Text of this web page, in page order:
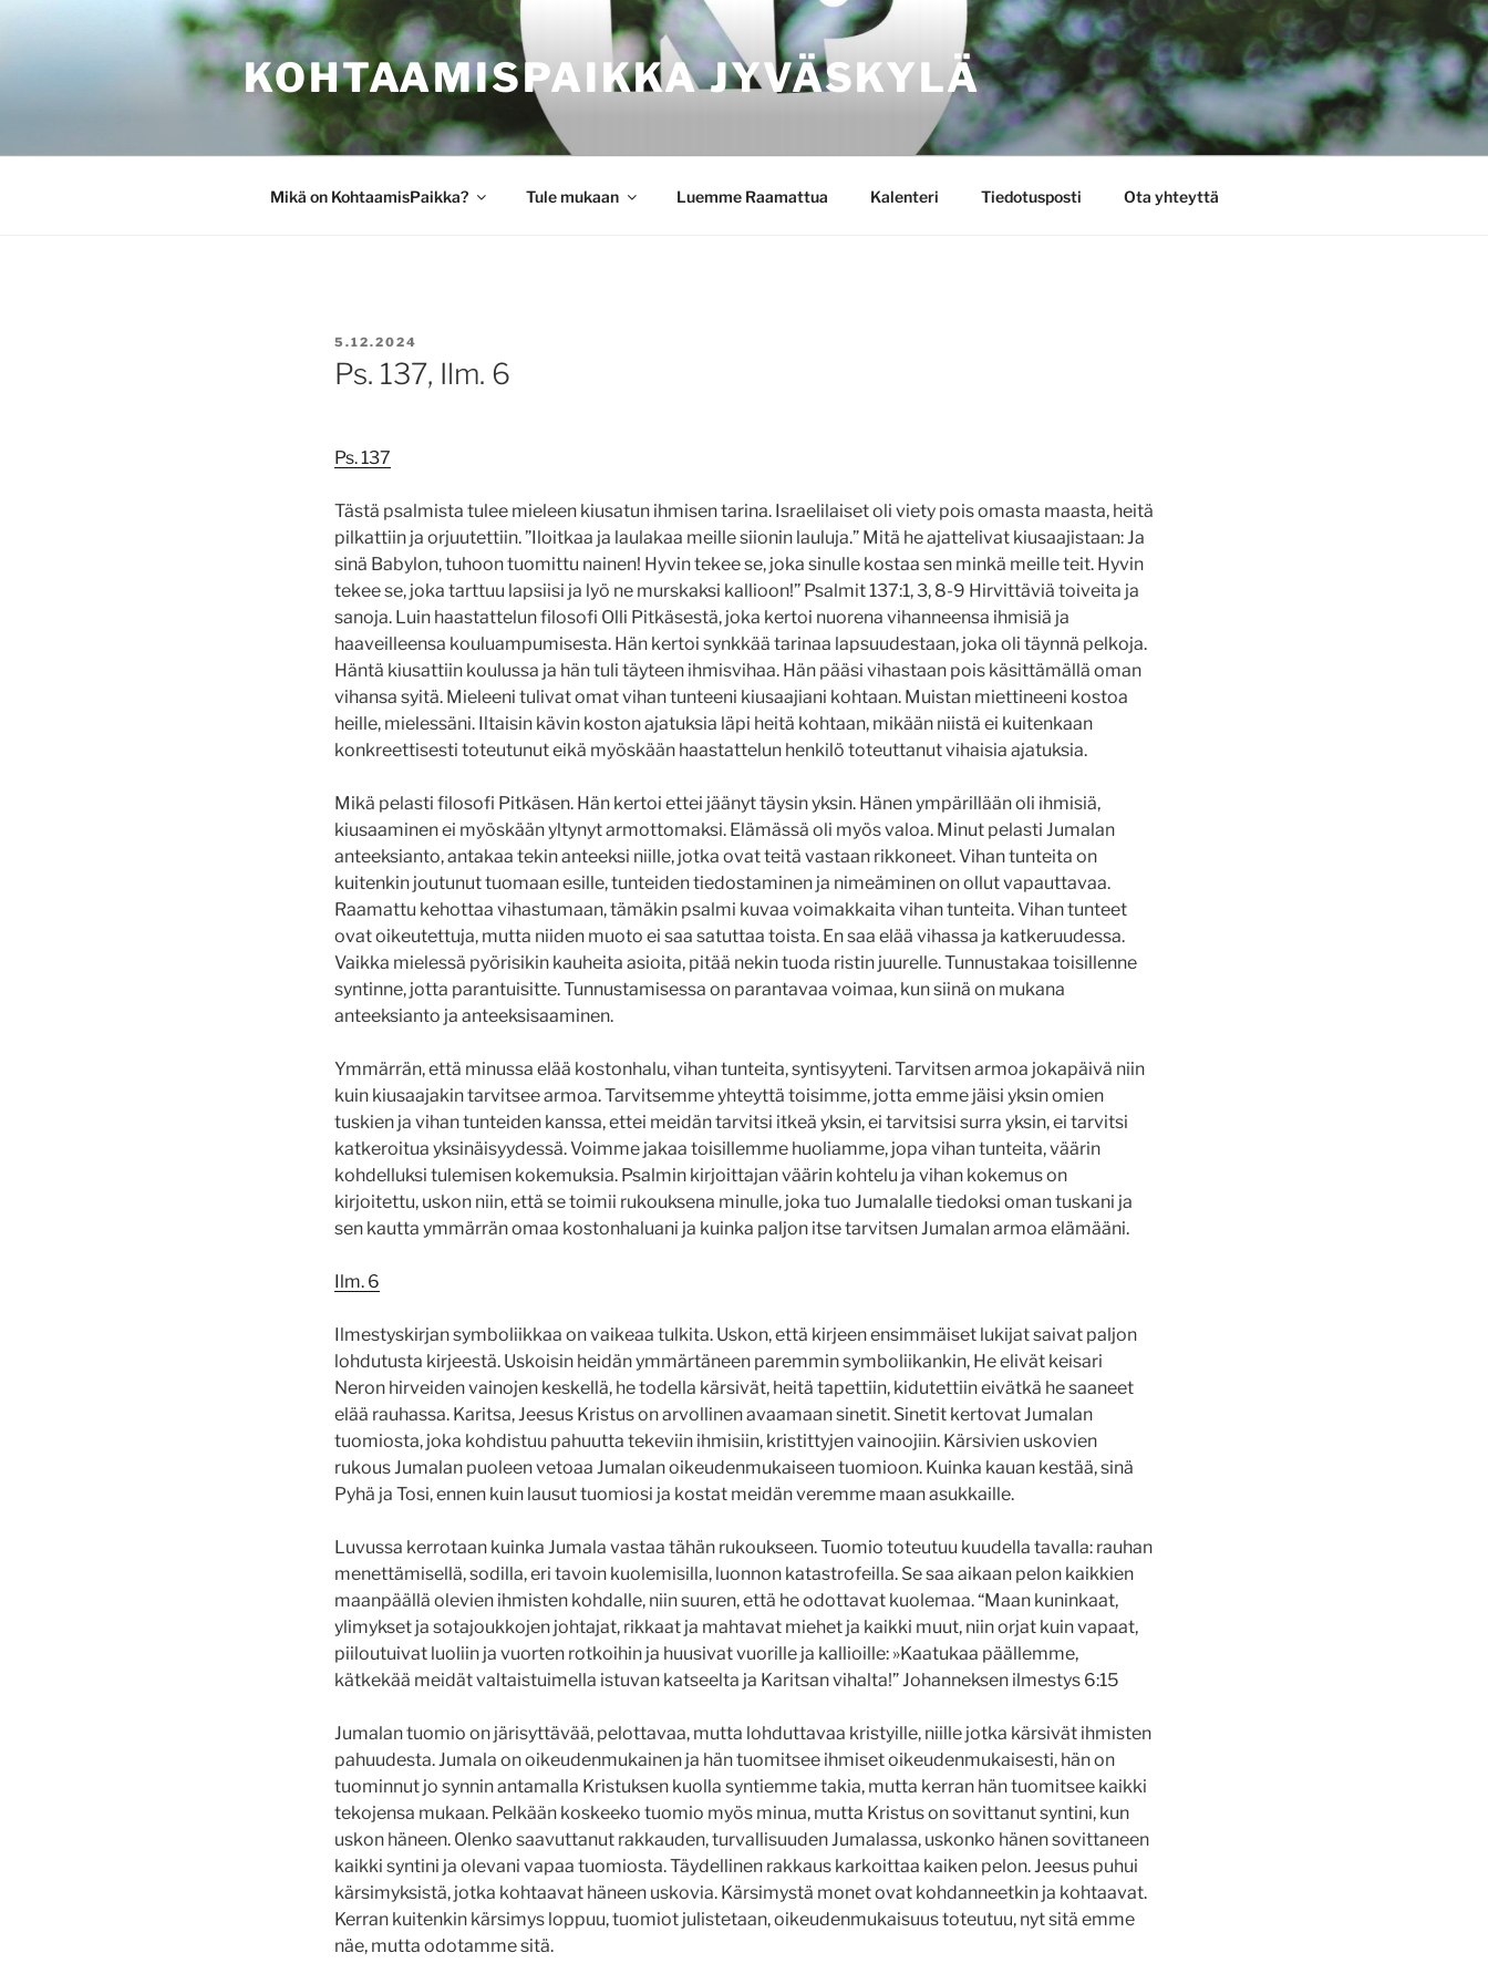
KOHTAAMISPAIKKA JYVÄSKYLÄ
Mikä on KohtaamisPaikka? Tule mukaan Luemme Raamattua Kalenteri Tiedotusposti Ota yhteyttä
JULKAISTU
5.12.2024
Ps. 137, Ilm. 6
Ps. 137
Tästä psalmista tulee mieleen kiusatun ihmisen tarina. Israelilaiset oli viety pois omasta maasta, heitä
pilkattiin ja orjuutettiin. ”Iloitkaa ja laulakaa meille siionin lauluja.” Mitä he ajattelivat kiusaajistaan: Ja
sinä Babylon, tuhoon tuomittu nainen! Hyvin tekee se, joka sinulle kostaa sen minkä meille teit. Hyvin
tekee se, joka tarttuu lapsiisi ja lyö ne murskaksi kallioon!” Psalmit‬ ‭137‬:‭1‬, ‭3‬, ‭8‬-‭9‬ Hirvittäviä toiveita ja
sanoja. Luin haastattelun filosofi Olli Pitkäsestä, joka kertoi nuorena vihanneensa ihmisiä ja
haaveilleensa kouluampumisesta. Hän kertoi synkkää tarinaa lapsuudestaan, joka oli täynnä pelkoja.
Häntä kiusattiin koulussa ja hän tuli täyteen ihmisvihaa. Hän pääsi vihastaan pois käsittämällä oman
vihansa syitä. Mieleeni tulivat omat vihan tunteeni kiusaajiani kohtaan. Muistan miettineeni kostoa
heille, mielessäni. Iltaisin kävin koston ajatuksia läpi heitä kohtaan, mikään niistä ei kuitenkaan
konkreettisesti toteutunut eikä myöskään haastattelun henkilö toteuttanut vihaisia ajatuksia.
Mikä pelasti filosofi Pitkäsen. Hän kertoi ettei jäänyt täysin yksin. Hänen ympärillään oli ihmisiä,
kiusaaminen ei myöskään yltynyt armottomaksi. Elämässä oli myös valoa. Minut pelasti Jumalan
anteeksianto, antakaa tekin anteeksi niille, jotka ovat teitä vastaan rikkoneet. Vihan tunteita on
kuitenkin joutunut tuomaan esille, tunteiden tiedostaminen ja nimeäminen on ollut vapauttavaa.
Raamattu kehottaa vihastumaan, tämäkin psalmi kuvaa voimakkaita vihan tunteita. Vihan tunteet
ovat oikeutettuja, mutta niiden muoto ei saa satuttaa toista. En saa elää vihassa ja katkeruudessa.
Vaikka mielessä pyörisikin kauheita asioita, pitää nekin tuoda ristin juurelle. Tunnustakaa toisillenne
syntinne, jotta parantuisitte. Tunnustamisessa on parantavaa voimaa, kun siinä on mukana
anteeksianto ja anteeksisaaminen.
Ymmärrän, että minussa elää kostonhalu, vihan tunteita, syntisyyteni. Tarvitsen armoa jokapäivä niin
kuin kiusaajakin tarvitsee armoa. Tarvitsemme yhteyttä toisimme, jotta emme jäisi yksin omien
tuskien ja vihan tunteiden kanssa, ettei meidän tarvitsi itkeä yksin, ei tarvitsisi surra yksin, ei tarvitsi
katkeroitua yksinäisyydessä. Voimme jakaa toisillemme huoliamme, jopa vihan tunteita, väärin
kohdelluksi tulemisen kokemuksia. Psalmin kirjoittajan väärin kohtelu ja vihan kokemus on
kirjoitettu, uskon niin, että se toimii rukouksena minulle, joka tuo Jumalalle tiedoksi oman tuskani ja
sen kautta ymmärrän omaa kostonhaluani ja kuinka paljon itse tarvitsen Jumalan armoa elämääni.
Ilm. 6
Ilmestyskirjan symboliikkaa on vaikeaa tulkita. Uskon, että kirjeen ensimmäiset lukijat saivat paljon
lohdutusta kirjeestä. Uskoisin heidän ymmärtäneen paremmin symboliikankin, He elivät keisari
Neron hirveiden vainojen keskellä, he todella kärsivät, heitä tapettiin, kidutettiin eivätkä he saaneet
elää rauhassa. Karitsa, Jeesus Kristus on arvollinen avaamaan sinetit. Sinetit kertovat Jumalan
tuomiosta, joka kohdistuu pahuutta tekeviin ihmisiin, kristittyjen vainoojiin. Kärsivien uskovien
rukous Jumalan puoleen vetoaa Jumalan oikeudenmukaiseen tuomioon. Kuinka kauan kestää, sinä
Pyhä ja Tosi, ennen kuin lausut tuomiosi ja kostat meidän veremme maan asukkaille.
Luvussa kerrotaan kuinka Jumala vastaa tähän rukoukseen. Tuomio toteutuu kuudella tavalla: rauhan
menettämisellä, sodilla, eri tavoin kuolemisilla, luonnon katastrofeilla. Se saa aikaan pelon kaikkien
maanpäällä olevien ihmisten kohdalle, niin suuren, että he odottavat kuolemaa. “Maan kuninkaat,
ylimykset ja sotajoukkojen johtajat, rikkaat ja mahtavat miehet ja kaikki muut, niin orjat kuin vapaat,
piiloutuivat luoliin ja vuorten rotkoihin ja huusivat vuorille ja kallioille: »Kaatukaa päällemme,
kätkekää meidät valtaistuimella istuvan katseelta ja Karitsan vihalta!” Johanneksen ilmestys‬ ‭6‬:‭15
Jumalan tuomio on järisyttävää, pelottavaa, mutta lohduttavaa kristyille, niille jotka kärsivät ihmisten
pahuudesta. Jumala on oikeudenmukainen ja hän tuomitsee ihmiset oikeudenmukaisesti, hän on
tuominnut jo synnin antamalla Kristuksen kuolla syntiemme takia, mutta kerran hän tuomitsee kaikki
tekojensa mukaan. Pelkään koskeeko tuomio myös minua, mutta Kristus on sovittanut syntini, kun
uskon häneen. Olenko saavuttanut rakkauden, turvallisuuden Jumalassa, uskonko hänen sovittaneen
kaikki syntini ja olevani vapaa tuomiosta. Täydellinen rakkaus karkoittaa kaiken pelon. Jeesus puhui
kärsimyksistä, jotka kohtaavat häneen uskovia. Kärsimystä monet ovat kohdanneetkin ja kohtaavat.
Kerran kuitenkin kärsimys loppuu, tuomiot julistetaan, oikeudenmukaisuus toteutuu, nyt sitä emme
näe, mutta odotamme sitä.